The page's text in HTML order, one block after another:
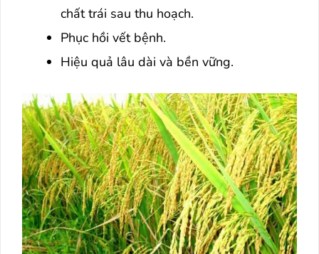
chất trái sau thu hoạch.
Phục hồi vết bệnh.
Hiệu quả lâu dài và bền vững.